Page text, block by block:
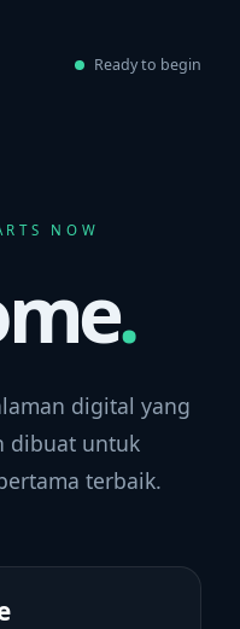
Ready to begin
NOW
.
digital yang
dibuat untuk
terbaik.